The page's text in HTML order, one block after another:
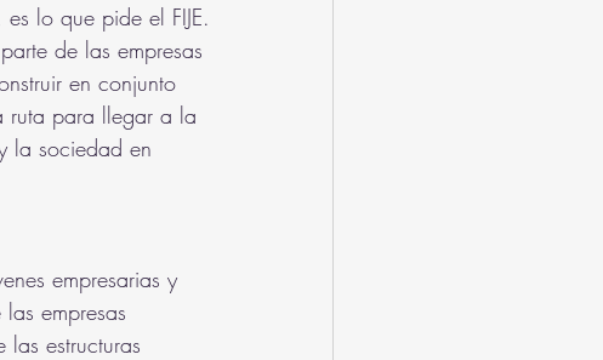
lo que pide el FIJE.
de las empresas
en conjunto
ruta para llegar a la
la sociedad en
empresarias y
empresas
estructuras